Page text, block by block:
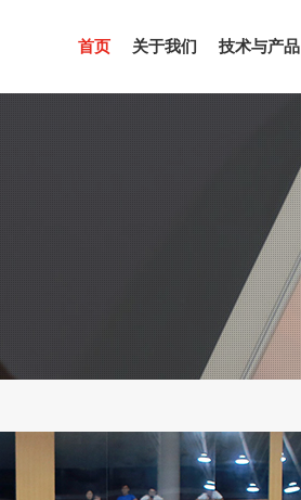
首页(CURRENT)
关于我们 技术与产品